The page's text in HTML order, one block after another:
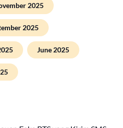
2025
2025
June 2025